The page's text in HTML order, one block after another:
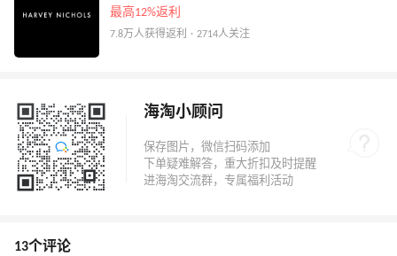
最高12%返利
7.8万人获得返利 · 2714人关注
海淘小顾问
13个评论